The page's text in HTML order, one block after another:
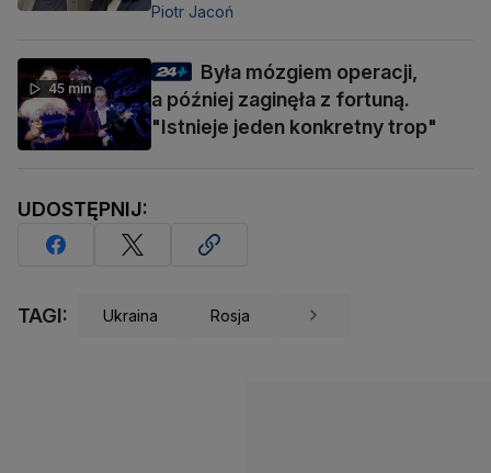
Piotr Jacoń
45 min
Była mózgiem operacji,
a później zaginęła z fortuną.
"Istnieje jeden konkretny trop"
UDOSTĘPNIJ:
TAGI: Ukraina Rosja